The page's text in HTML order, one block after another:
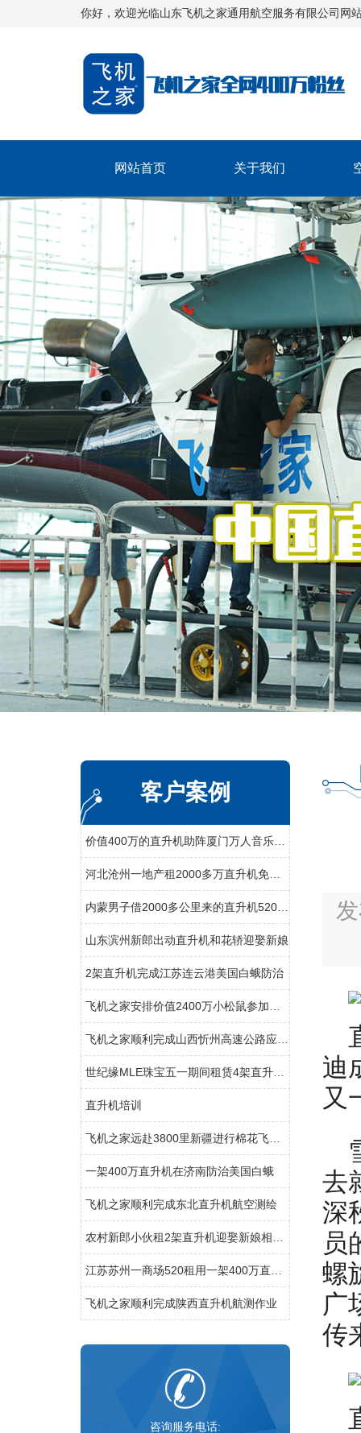
你好，欢迎光临山东飞机之家通用航空服务有限公司网
网站首页 关于我们
客户案例
山东滨州新郎出动直升机和花轿迎娶新娘
2架直升机完成江苏连云港美国白蛾防治
直升机培训
一架400万直升机在济南防治美国白蛾
飞机之家顺利完成东北直升机航空测绘
飞机之家顺利完成陕西直升机航测作业
咨询服务电话:
迪
又
去
深
员
螺
广
传